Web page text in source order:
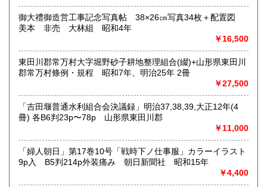
和本・開拓/植民資料・戦時資料・文学一般・詩歌句集・児童
書 ・児童資料・芸能/サブカル・広告資料・ポスター・版画/
刷り物 ・絵葉書・双六・地図/鳥瞰図
御大禮御造営工事記念写真帖 38×26㎝写真34枚＋配置図
美本 非売 大林組 昭和4年
￥16,500
東田川郡常万村大字堀野砂子耕地整理組合(綴)+山形県東田川
郡常万村條例・規程 昭和7年、明治25年 2冊
￥27,500
「吉田堰普通水利組合会決議録」明治37,38,39,大正12年(4
冊) 各B6判23p〜78p 山形県東田川郡
￥11,000
「婦人朝日」第17巻10号「戦時下ノ仕事服」カラーイラスト
9p入 B5判214p外装痛み 朝日新聞社 昭和15年
￥4,400